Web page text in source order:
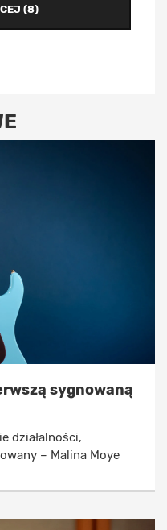
(8)
sygnowaną
działalności,
– Malina Moye